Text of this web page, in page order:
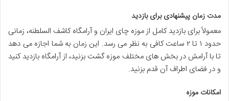
مدت زمان پیشنهادی برای بازدید
معمولاً برای بازدید کامل از موزه چای ایران و آرامگاه کاشف السلطنه، زمانی
حدود ۱ تا ۲ ساعت کافی به نظر می رسد. این زمان به شما اجازه می دهد
تا با آرامش در بخش های مختلف موزه گشت بزنید، از آرامگاه بازدید کنید
و در فضای اطراف آن قدم بزنید.
امکانات موزه